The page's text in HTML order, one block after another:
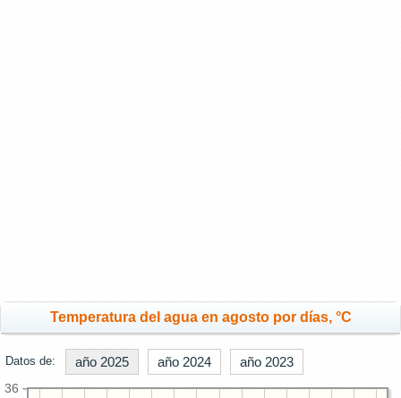
Temperatura del agua en agosto por días, °C
Datos de: año 2025 año 2024 año 2023
36